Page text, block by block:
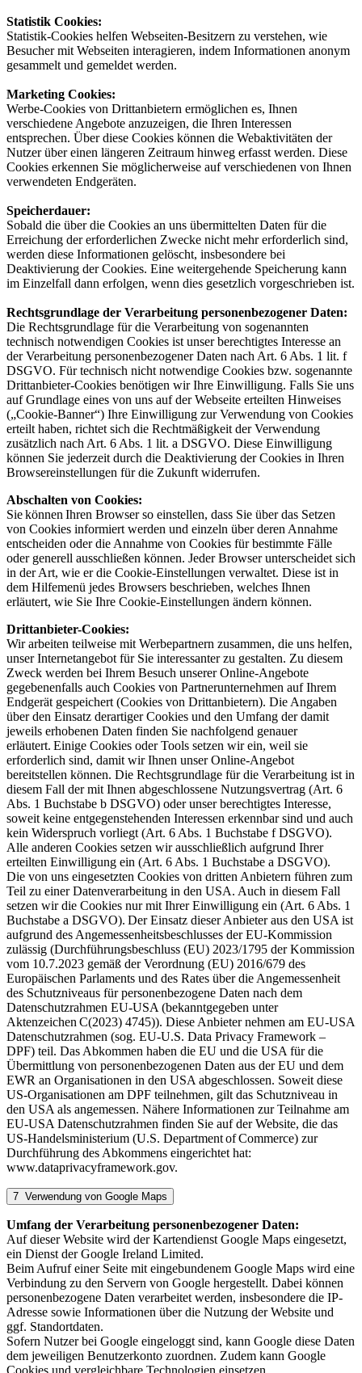
Statistik Cookies:
Statistik-Cookies helfen Webseiten-Besitzern zu verstehen, wie
Besucher mit Webseiten interagieren, indem Informationen anonym
gesammelt und gemeldet werden.
Marketing Cookies:
Werbe-Cookies von Drittanbietern ermöglichen es, Ihnen
verschiedene Angebote anzuzeigen, die Ihren Interessen
entsprechen. Über diese Cookies können die Webaktivitäten der
Nutzer über einen längeren Zeitraum hinweg erfasst werden. Diese
Cookies erkennen Sie möglicherweise auf verschiedenen von Ihnen
verwendeten Endgeräten.
Speicherdauer:
Sobald die über die Cookies an uns übermittelten Daten für die
Erreichung der erforderlichen Zwecke nicht mehr erforderlich sind,
werden diese Informationen gelöscht, insbesondere bei
Deaktivierung der Cookies. Eine weitergehende Speicherung kann
im Einzelfall dann erfolgen, wenn dies gesetzlich vorgeschrieben ist.
Rechtsgrundlage der Verarbeitung personenbezogener Daten:
Die Rechtsgrundlage für die Verarbeitung von sogenannten
technisch notwendigen Cookies ist unser berechtigtes Interesse an
der Verarbeitung personenbezogener Daten nach Art. 6 Abs. 1 lit. f
DSGVO. Für technisch nicht notwendige Cookies bzw. sogenannte
Drittanbieter-Cookies benötigen wir Ihre Einwilligung. Falls Sie uns
auf Grundlage eines von uns auf der Webseite erteilten Hinweises
(„Cookie-Banner“) Ihre Einwilligung zur Verwendung von Cookies
erteilt haben, richtet sich die Rechtmäßigkeit der Verwendung
zusätzlich nach Art. 6 Abs. 1 lit. a DSGVO. Diese Einwilligung
können Sie jederzeit durch die Deaktivierung der Cookies in Ihren
Browsereinstellungen für die Zukunft widerrufen.
Abschalten von Cookies:
Sie können Ihren Browser so einstellen, dass Sie über das Setzen
von Cookies informiert werden und einzeln über deren Annahme
entscheiden oder die Annahme von Cookies für bestimmte Fälle
oder generell ausschließen können. Jeder Browser unterscheidet sich
in der Art, wie er die Cookie-Einstellungen verwaltet. Diese ist in
dem Hilfemenü jedes Browsers beschrieben, welches Ihnen
erläutert, wie Sie Ihre Cookie-Einstellungen ändern können.
Drittanbieter-Cookies:
Wir arbeiten teilweise mit Werbepartnern zusammen, die uns helfen,
unser Internetangebot für Sie interessanter zu gestalten. Zu diesem
Zweck werden bei Ihrem Besuch unserer Online-Angebote
gegebenenfalls auch Cookies von Partnerunternehmen auf Ihrem
Endgerät gespeichert (Cookies von Drittanbietern). Die Angaben
über den Einsatz derartiger Cookies und den Umfang der damit
jeweils erhobenen Daten finden Sie nachfolgend genauer
erläutert. Einige Cookies oder Tools setzen wir ein, weil sie
erforderlich sind, damit wir Ihnen unser Online-Angebot
bereitstellen können. Die Rechtsgrundlage für die Verarbeitung ist in
diesem Fall der mit Ihnen abgeschlossene Nutzungsvertrag (Art. 6
Abs. 1 Buchstabe b DSGVO) oder unser berechtigtes Interesse,
soweit keine entgegenstehenden Interessen erkennbar sind und auch
kein Widerspruch vorliegt (Art. 6 Abs. 1 Buchstabe f DSGVO).
Alle anderen Cookies setzen wir ausschließlich aufgrund Ihrer
erteilten Einwilligung ein (Art. 6 Abs. 1 Buchstabe a DSGVO).
Die von uns eingesetzten Cookies von dritten Anbietern führen zum
Teil zu einer Datenverarbeitung in den USA. Auch in diesem Fall
setzen wir die Cookies nur mit Ihrer Einwilligung ein (Art. 6 Abs. 1
Buchstabe a DSGVO). Der Einsatz dieser Anbieter aus den USA ist
aufgrund des Angemessenheitsbeschlusses der EU-Kommission
zulässig (Durchführungsbeschluss (EU) 2023/1795 der Kommission
vom 10.7.2023 gemäß der Verordnung (EU) 2016/679 des
Europäischen Parlaments und des Rates über die Angemessenheit
des Schutzniveaus für personenbezogene Daten nach dem
Datenschutzrahmen EU-USA (bekanntgegeben unter
Aktenzeichen C(2023) 4745)). Diese Anbieter nehmen am EU-USA
Datenschutzrahmen (sog. EU-U.S. Data Privacy Framework –
DPF) teil. Das Abkommen haben die EU und die USA für die
Übermittlung von personenbezogenen Daten aus der EU und dem
EWR an Organisationen in den USA abgeschlossen. Soweit diese
US-Organisationen am DPF teilnehmen, gilt das Schutzniveau in
den USA als angemessen. Nähere Informationen zur Teilnahme am
EU-USA Datenschutzrahmen finden Sie auf der Website, die das
US-Handelsministerium (U.S. Department of Commerce) zur
Durchführung des Abkommens eingerichtet hat:
www.dataprivacyframework.gov.
7 Verwendung von Google Maps
Umfang der Verarbeitung personenbezogener Daten:
Auf dieser Website wird der Kartendienst Google Maps eingesetzt,
ein Dienst der Google Ireland Limited.
Beim Aufruf einer Seite mit eingebundenem Google Maps wird eine
Verbindung zu den Servern von Google hergestellt. Dabei können
personenbezogene Daten verarbeitet werden, insbesondere die IP-
Adresse sowie Informationen über die Nutzung der Website und
ggf. Standortdaten.
Sofern Nutzer bei Google eingeloggt sind, kann Google diese Daten
dem jeweiligen Benutzerkonto zuordnen. Zudem kann Google
Cookies und vergleichbare Technologien einsetzen.